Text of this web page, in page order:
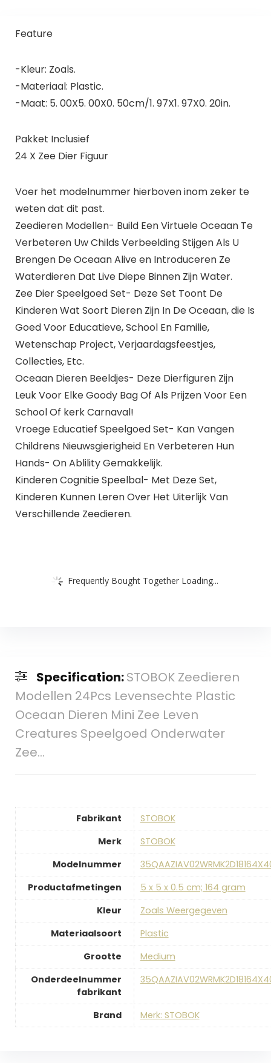
Feature
-Kleur: Zoals.
-Materiaal: Plastic.
-Maat: 5. 00X5. 00X0. 50cm/1. 97X1. 97X0. 20in.
Pakket Inclusief
24 X Zee Dier Figuur
Voer het modelnummer hierboven inom zeker te
weten dat dit past.
Zeedieren Modellen- Build Een Virtuele Oceaan Te
Verbeteren Uw Childs Verbeelding Stijgen Als U
Brengen De Oceaan Alive en Introduceren Ze
Waterdieren Dat Live Diepe Binnen Zijn Water.
Zee Dier Speelgoed Set- Deze Set Toont De
Kinderen Wat Soort Dieren Zijn In De Oceaan, die Is
Goed Voor Educatieve, School En Familie,
Wetenschap Project, Verjaardagsfeestjes,
Collecties, Etc.
Oceaan Dieren Beeldjes- Deze Dierfiguren Zijn
Leuk Voor Elke Goody Bag Of Als Prijzen Voor Een
School Of kerk Carnaval!
Vroege Educatief Speelgoed Set- Kan Vangen
Childrens Nieuwsgierigheid En Verbeteren Hun
Hands- On Ablility Gemakkelijk.
Kinderen Cognitie Speelbal- Met Deze Set,
Kinderen Kunnen Leren Over Het Uiterlijk Van
Verschillende Zeedieren.
Frequently Bought Together Loading...
Specification:STOBOK Zeedieren
Modellen 24Pcs Levensechte Plastic
Oceaan Dieren Mini Zee Leven
Creatures Speelgoed Onderwater
Zee…
Fabrikant
‎STOBOK
Merk
‎STOBOK
Modelnummer
Productafmetingen
‎5 x 5 x 0.5 cm; 164 gram
Kleur
‎Zoals Weergegeven
Materiaalsoort
‎Plastic
Grootte
‎Medium
Onderdeelnummer
fabrikant
Brand Merk: STOBOK